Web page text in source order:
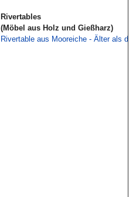
Rivertables
(Möbel aus Holz und Gießharz)
Rivertable aus Mooreiche - Älter als